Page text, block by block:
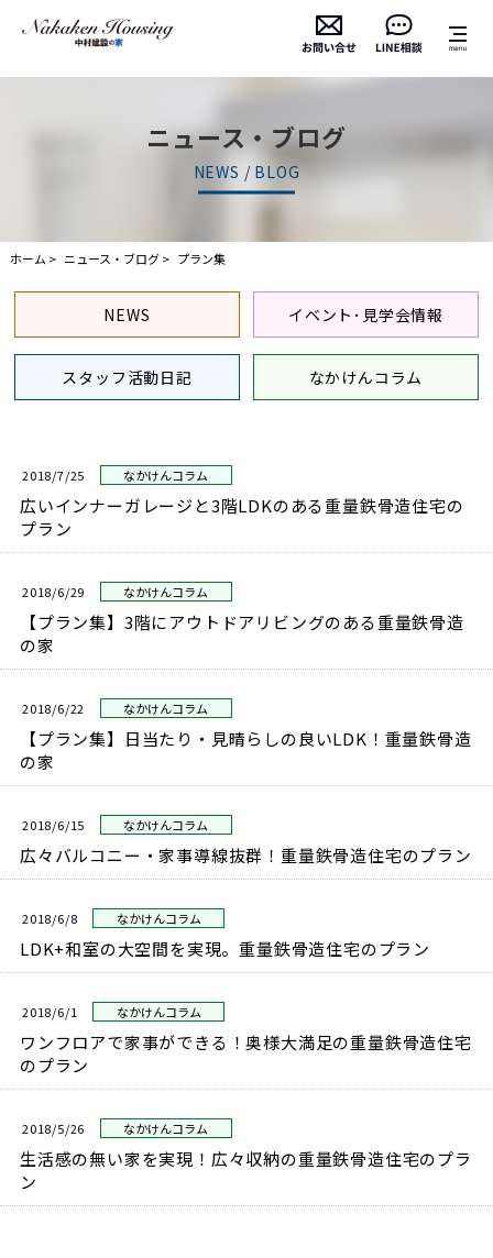
ニュース・ブログ
NEWS / BLOG
ホーム ニュース・ブログ プラン集
NEWS イベント･見学会情報
スタッフ活動日記 なかけんコラム
2018/7/25 なかけんコラム
広いインナーガレージと3階LDKのある重量鉄骨造住宅の
プラン
2018/6/29 なかけんコラム
【プラン集】3階にアウトドアリビングのある重量鉄骨造
の家
2018/6/22 なかけんコラム
【プラン集】日当たり・見晴らしの良いLDK！重量鉄骨造
の家
2018/6/15 なかけんコラム
広々バルコニー・家事導線抜群！重量鉄骨造住宅のプラン
2018/6/8 なかけんコラム
LDK+和室の大空間を実現。重量鉄骨造住宅のプラン
2018/6/1 なかけんコラム
ワンフロアで家事ができる！奥様大満足の重量鉄骨造住宅
のプラン
2018/5/26 なかけんコラム
生活感の無い家を実現！広々収納の重量鉄骨造住宅のプラ
ン